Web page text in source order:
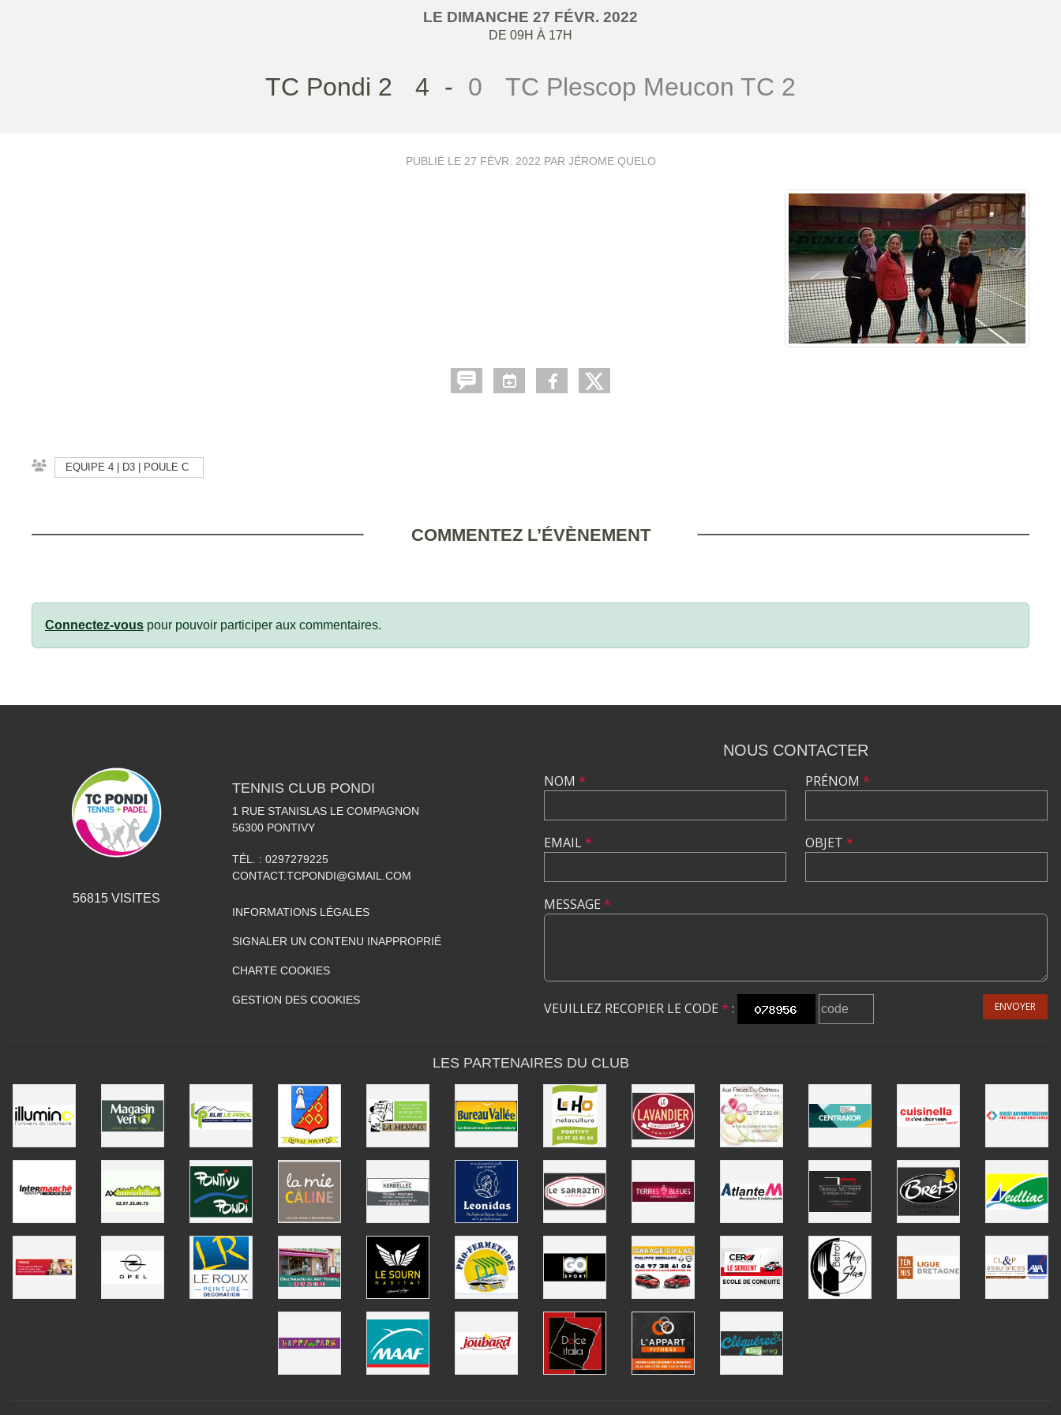
LE DIMANCHE 27 FÉVR. 2022
DE 09H À 17H
TC Pondi 2 4 - 0 TC Plescop Meucon TC 2
PUBLIÉ LE 27 FÉVR. 2022 PAR JÉROME QUELO
EQUIPE 4 | D3 | POULE C
COMMENTEZ L’ÉVÈNEMENT
Connectez-vous pour pouvoir participer aux commentaires.
56815VISITES
TENNIS CLUB PONDI
1 RUE STANISLAS LE COMPAGNON
56300 PONTIVY
TÉL. : 0297279225
CONTACT.TCPONDI@GMAIL.COM
INFORMATIONS LÉGALES
SIGNALER UN CONTENU INAPPROPRIÉ
CHARTE COOKIES
GESTION DES COOKIES
NOUS CONTACTER
NOM *
EMAIL*
PRÉNOM *
OBJET *
MESSAGE *
VEUILLEZ RECOPIER LE CODE * : ENVOYER
LES PARTENAIRES DU CLUB